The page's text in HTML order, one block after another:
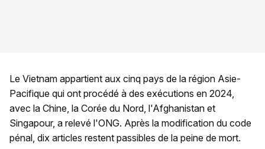
Le Vietnam appartient aux cinq pays de la région Asie-
Pacifique qui ont procédé à des exécutions en 2024,
avec la Chine, la Corée du Nord, l'Afghanistan et
Singapour, a relevé l'ONG. Après la modification du code
pénal, dix articles restent passibles de la peine de mort.